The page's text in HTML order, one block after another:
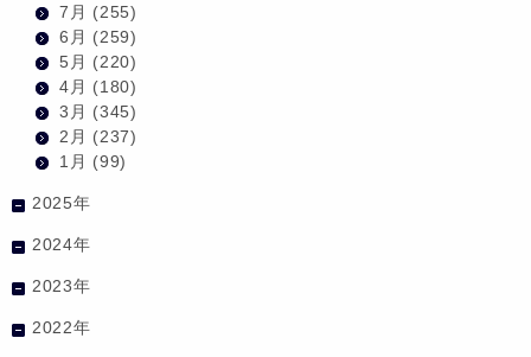
7月 (255)
6月 (259)
5月 (220)
4月 (180)
3月 (345)
2月 (237)
1月 (99)
2025年
2024年
2023年
2022年